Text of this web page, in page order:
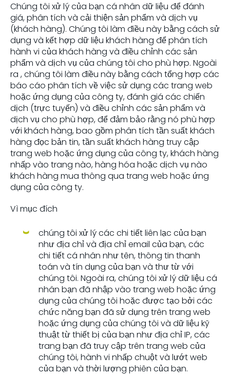
Chúng tôi xử lý của bạn cá nhân dữ liệu để đánh
giá, phân tích và cải thiện sản phẩm và dịch vụ
(khách hàng). Chúng tôi làm điều này bằng cách sử
dụng và kết hợp dữ liệu khách hàng để phân tích
hành vi của khách hàng và điều chỉnh các sản
phẩm và dịch vụ của chúng tôi cho phù hợp. Ngoài
ra , chúng tôi làm điều này bằng cách tổng hợp các
báo cáo phân tích về việc sử dụng các trang web
hoặc ứng dụng của công ty, đánh giá các chiến
dịch (trực tuyến) và điều chỉnh các sản phẩm và
dịch vụ cho phù hợp, để đảm bảo rằng nó phù hợp
với khách hàng, bao gồm phân tích tần suất khách
hàng đọc bản tin, tần suất khách hàng truy cập
trang web hoặc ứng dụng của công ty, khách hàng
nhấp vào trang nào, hàng hóa hoặc dịch vụ nào
khách hàng mua thông qua trang web hoặc ứng
dụng của công ty.
Vì mục đích
chúng tôi xử lý các chi tiết liên lạc của bạn
như địa chỉ và địa chỉ email của bạn, các
chi tiết cá nhân như tên, thông tin thanh
toán và tín dụng của bạn và thư từ với
chúng tôi. Ngoài ra, chúng tôi xử lý dữ liệu cá
nhân bạn đã nhập vào trang web hoặc ứng
dụng của chúng tôi hoặc được tạo bởi các
chức năng bạn đã sử dụng trên trang web
hoặc ứng dụng của chúng tôi và dữ liệu kỹ
thuật từ thiết bị của bạn như địa chỉ IP, các
trang bạn đã truy cập trên trang web của
chúng tôi, hành vi nhấp chuột và lướt web
của bạn và thời lượng phiên của bạn.